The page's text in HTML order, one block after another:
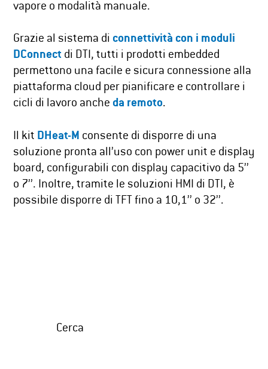
vapore o modalità manuale.
Grazie al sistema di connettività con i moduli
DConnect di DTI, tutti i prodotti embedded
permettono una facile e sicura connessione alla
piattaforma cloud per pianificare e controllare i
cicli di lavoro anche da remoto.
Il kit DHeat-M consente di disporre di una
soluzione pronta all’uso con power unit e display
board, configurabili con display capacitivo da 5’’
o 7’’. Inoltre, tramite le soluzioni HMI di DTI, è
possibile disporre di TFT fino a 10,1’’ o 32’’.
Cerca